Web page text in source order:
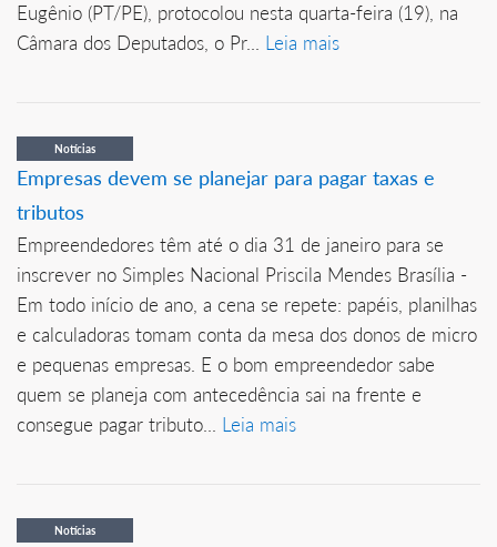
Eugênio (PT/PE), protocolou nesta quarta-feira (19), na
Câmara dos Deputados, o Pr... Leia mais
Notícias
Empresas devem se planejar para pagar taxas e
tributos
Empreendedores têm até o dia 31 de janeiro para se
inscrever no Simples Nacional Priscila Mendes Brasília -
Em todo início de ano, a cena se repete: papéis, planilhas
e calculadoras tomam conta da mesa dos donos de micro
e pequenas empresas. E o bom empreendedor sabe
quem se planeja com antecedência sai na frente e
consegue pagar tributo... Leia mais
Notícias